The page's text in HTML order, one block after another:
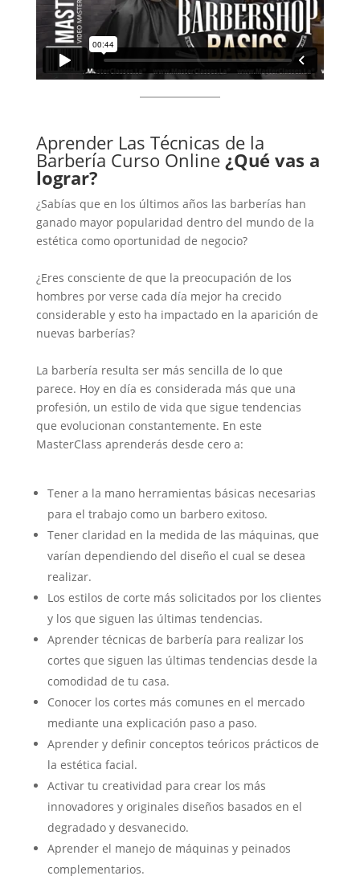
Aprender Las Técnicas de la
Barbería Curso Online ¿Qué vas a
lograr?
¿Sabías que en los últimos años las barberías han
ganado mayor popularidad dentro del mundo de la
estética como oportunidad de negocio?
¿Eres consciente de que la preocupación de los
hombres por verse cada día mejor ha crecido
considerable y esto ha impactado en la aparición de
nuevas barberías?
La barbería resulta ser más sencilla de lo que
parece. Hoy en día es considerada más que una
profesión, un estilo de vida que sigue tendencias
que evolucionan constantemente. En este
MasterClass aprenderás desde cero a:
Tener a la mano herramientas básicas necesarias
para el trabajo como un barbero exitoso.
Tener claridad en la medida de las máquinas, que
varían dependiendo del diseño el cual se desea
realizar.
Los estilos de corte más solicitados por los clientes
y los que siguen las últimas tendencias.
Aprender técnicas de barbería para realizar los
cortes que siguen las últimas tendencias desde la
comodidad de tu casa.
Conocer los cortes más comunes en el mercado
mediante una explicación paso a paso.
Aprender y definir conceptos teóricos prácticos de
la estética facial.
Activar tu creatividad para crear los más
innovadores y originales diseños basados en el
degradado y desvanecido.
Aprender el manejo de máquinas y peinados
complementarios.